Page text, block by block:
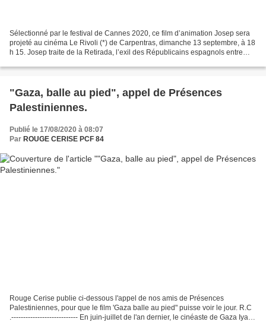
Sélectionné par le festival de Cannes 2020, ce film d’animation Josep sera
projeté au cinéma Le Rivoli (*) de Carpentras, dimanche 13 septembre, à 18
h 15. Josep traite de la Retirada, l’exil des Républicains espagnols entre
"Gaza, balle au pied", appel de Présences
Palestiniennes.
Publié le 17/08/2020 à 08:07
Par ROUGE CERISE PCF 84
Rouge Cerise publie ci-dessous l'appel de nos amis de Présences
Palestiniennes, pour que le film 'Gaza balle au pied" puisse voir le jour. R.C
.---------------------------- En juin-juillet de l'an dernier, le cinéaste de Gaza Iyad